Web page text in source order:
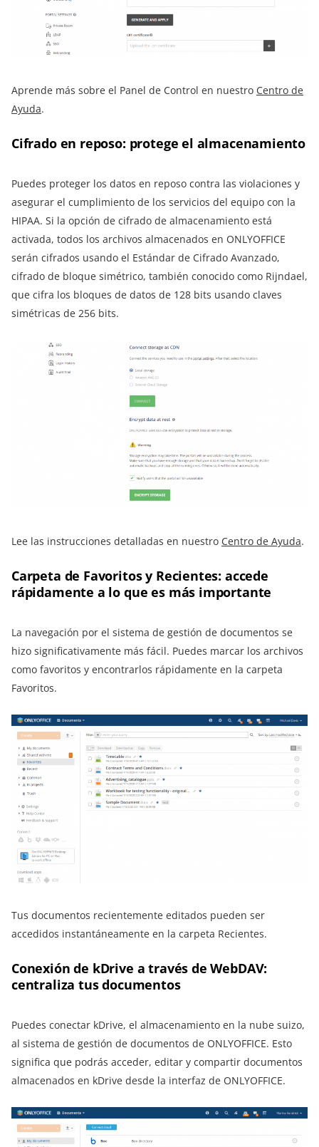
Aprende más sobre el Panel de Control en nuestro Centro de
Ayuda.
Cifrado en reposo: protege el almacenamiento
Puedes proteger los datos en reposo contra las violaciones y
asegurar el cumplimiento de los servicios del equipo con la
HIPAA. Si la opción de cifrado de almacenamiento está
activada, todos los archivos almacenados en ONLYOFFICE
serán cifrados usando el Estándar de Cifrado Avanzado,
cifrado de bloque simétrico, también conocido como Rijndael,
que cifra los bloques de datos de 128 bits usando claves
simétricas de 256 bits.
Lee las instrucciones detalladas en nuestro Centro de Ayuda.
Carpeta de Favoritos y Recientes: accede
rápidamente a lo que es más importante
La navegación por el sistema de gestión de documentos se
hizo significativamente más fácil. Puedes marcar los archivos
como favoritos y encontrarlos rápidamente en la carpeta
Favoritos.
Tus documentos recientemente editados pueden ser
accedidos instantáneamente en la carpeta Recientes.
Conexión de kDrive a través de WebDAV:
centraliza tus documentos
Puedes conectar kDrive, el almacenamiento en la nube suizo,
al sistema de gestión de documentos de ONLYOFFICE. Esto
significa que podrás acceder, editar y compartir documentos
almacenados en kDrive desde la interfaz de ONLYOFFICE.